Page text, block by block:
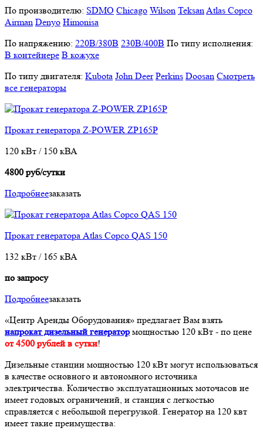
По производителю: SDMO Chicago Wilson TeksanAtlas Copco
Airman Denyo Himonisa
По напряжению: 220В/380В 230В/400В По типу исполнения:
В контейнере В кожухе
По типу двигателя: Kubota John Deer Perkins Doosan Смотреть
все генераторы
Прокат генератора Z-POWER ZP165P
120 кВт / 150 кВА
4800 руб/сутки
Подробнеезаказать
Прокат генератора Atlas Copco QAS 150
132 кВт / 165 кВА
по запросу
Подробнеезаказать
«Центр Аренды Оборудования» предлагает Вам взять
напрокат дизельный генератор мощностью 120 кВт - по цене
от 4500 рублей в сутки!
Дизельные станции мощностью 120 кВт могут использоваться
в качестве основного и автономного источника
электричества. Количество эксплуатационных моточасов не
имеет годовых ограничений, и станция с легкостью
справляется с небольшой перегрузкой. Генератор на 120 квт
имеет такие преимущества: